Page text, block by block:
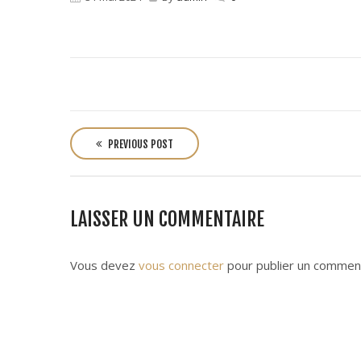
o
s
t
n
a
i
PREVIOUS POST
LAISSER UN COMMENTAIRE
Vous devez vous connecter pour publier un